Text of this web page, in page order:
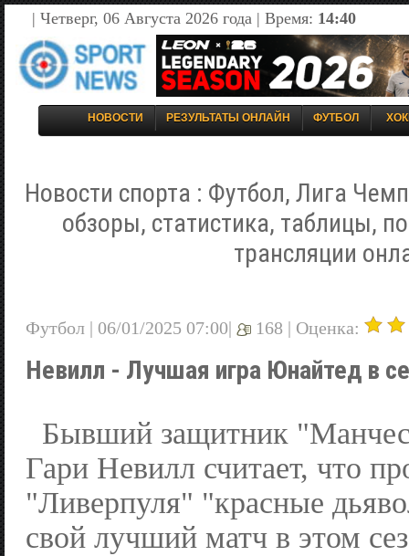
| Четверг, 06 Августа 2026 года | Время: 14:40
НОВОСТИ РЕЗУЛЬТАТЫ ОНЛАЙН ФУТБОЛ
Новости спорта : Футбол, Лига
обзоры, статистика, таблицы,
трансляции
Футбол | 06/01/2025 07:00| 168 | Оценка:
Невилл - Лучшая игра Юнайтед в
Бывший защитник
Гари Невилл считает, что
"Ливерпуля" "красные
свой лучший матч в этом